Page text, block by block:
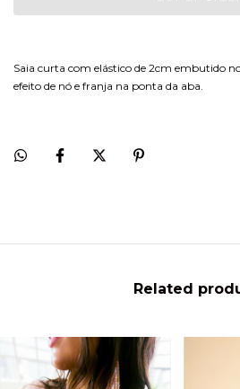
Saia curta com elástico de 2cm embutido
efeito de nó e franja na ponta da aba.
Related